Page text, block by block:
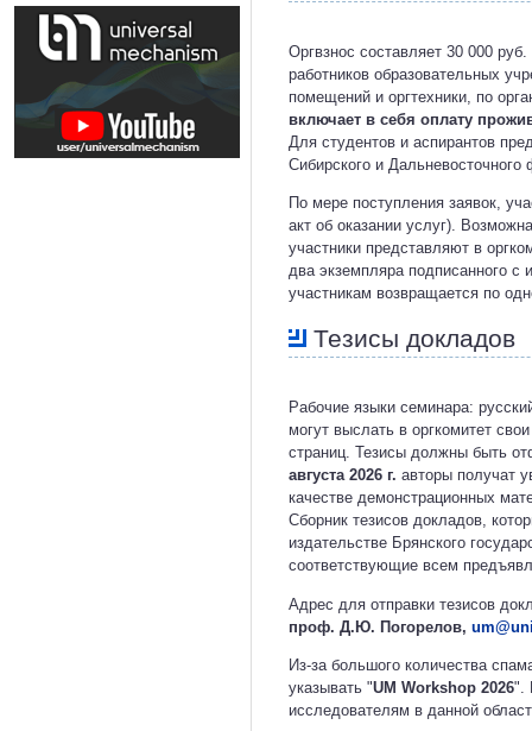
Оргвзнос составляет 30 000
работников образовательных
помещений и оргтехники, по
включает в себя оплату
Для студентов и аспирантов
Сибирского и
По мере поступления заявок,
акт об оказании услуг).
участники представляют в
два экземпляра подписанного с
участникам возвращается по
Тезисы докладов
Рабочие языки семинара:
могут выслать в оргкомитет
страниц. Тезисы должны быть
августа 2026 г. авторы получат
качестве демонстрационных
Сборник тезисов докладов,
издательстве Брянского
соответствующие всем
Адрес для отправки тезисов
проф. Д.Ю. Погорелов,
Из-за большого количества
указывать "UM Workshop 2026".
исследователям в данной